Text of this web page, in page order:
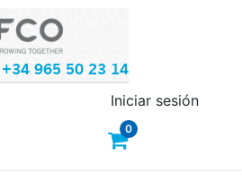
+34 965 50 23 14
0
Iniciar sesión